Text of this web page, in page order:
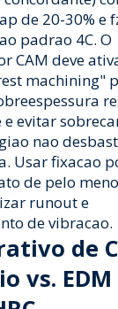
de 20-30% e
padrao 4C. O
CAM deve
machining"
evitar
nao
Usar fixacao
de pelo
runout e
de vibracao.
de
vs.